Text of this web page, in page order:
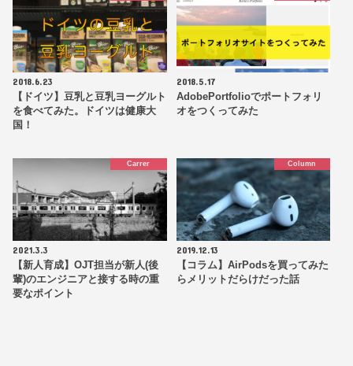
2018.6.23
【ドイツ】豆乳と豆乳ヨーグルト
を食べてみた。ドイツは健康大
国！
2018.5.17
AdobePortfolioでポートフォリ
オをつくってみた
Carrer
2021.3.3
【新人育成】OJT担当が新人(後
輩)のエンジニアと接する時の重
要なポイント
Column
2019.12.13
【コラム】AirPodsを買ってみた
らメリットだらけだった話